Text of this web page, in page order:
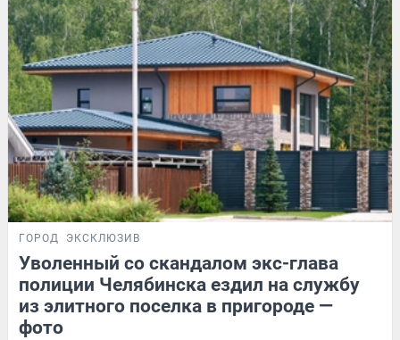
ГОРОД ЭКСКЛЮЗИВ
Уволенный со скандалом экс-глава
полиции Челябинска ездил на службу
из элитного поселка в пригороде —
фото